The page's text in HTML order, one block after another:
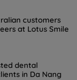
customers
at Lotus Smile
dental
in Da Nang